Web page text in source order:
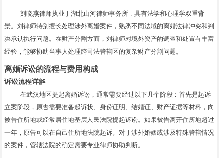
刘晓燕律师执业于湖北山河律师事务所，具有法学和心理学双重背
景。刘律师特别擅长处理涉外离婚案件，熟悉不同法域的离婚法律冲突和判
决承认执行问题。在财产分割方面，刘律师对境外资产的调查和处置有丰富
经验，能够协助当事人处理跨司法管辖区的复杂财产分割问题。
离婚诉讼的流程与费用构成
诉讼流程详解
在武汉地区提起离婚诉讼，通常需要经过以下几个阶段：首先是起诉
立案阶段，原告需要准备起诉状、身份证明、结婚证、财产证据等材料，向
被告住所地或经常居住地基层人民法院提起诉讼。如果被告离开住所地超过
一年，原告可以在自己住所地法院起诉。对于涉外婚姻或涉及特殊管辖情况
的案件，管辖法院的确定需要专业律师协助判断。